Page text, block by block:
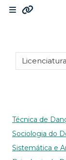
Ir para o
Painel lateral
Técnica de
Sociologia do
Sistemática e